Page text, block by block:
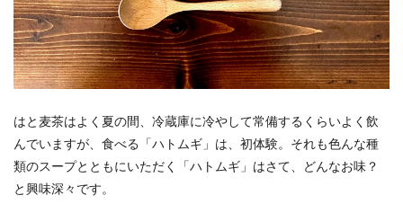
はと麦茶はよく夏の間、冷蔵庫に冷やして常備するくらいよく飲
んでいますが、食べる「ハトムギ」は、初体験。それも色んな種
類のスープとともにいただく「ハトムギ」はさて、どんなお味？
と興味深々です。